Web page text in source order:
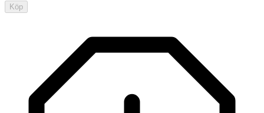
Köp